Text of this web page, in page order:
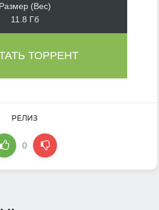
Размер (Вес)
11.8 Гб
ТОРРЕНТ
РЕЛИЗ
0